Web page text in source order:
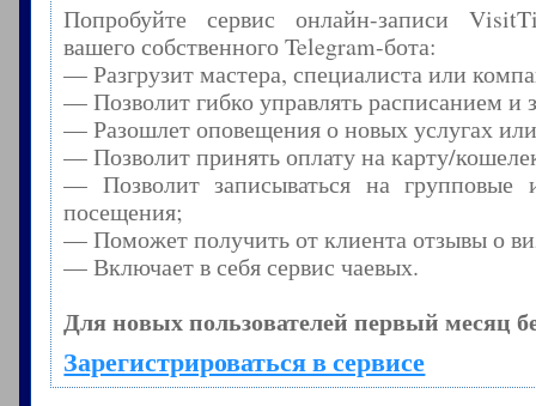
Попробуйте сервис онлайн-записи
вашего собственного Telegram-бота:
— Разгрузит мастера, специалиста или
— Позволит гибко управлять расписанием и
— Разошлет оповещения о новых услугах
— Позволит принять оплату на карту/
— Позволит записываться на групповые
посещения;
— Поможет получить от клиента отзывы о
— Включает в себя сервис чаевых.
Для новых пользователей первый месяц
Зарегистрироваться в сервисе